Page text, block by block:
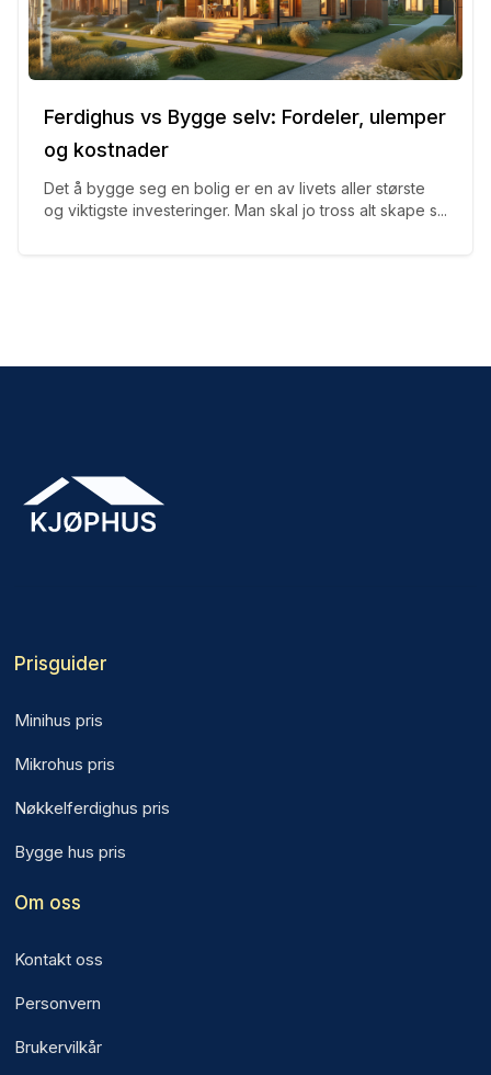
Ferdighus vs Bygge selv: Fordeler, ulemper
og kostnader
Det å bygge seg en bolig er en av livets aller største
og viktigste investeringer. Man skal jo tross alt skape s...
Prisguider
Minihus pris
Mikrohus pris
Nøkkelferdighus pris
Bygge hus pris
Om oss
Kontakt oss
Personvern
Brukervilkår